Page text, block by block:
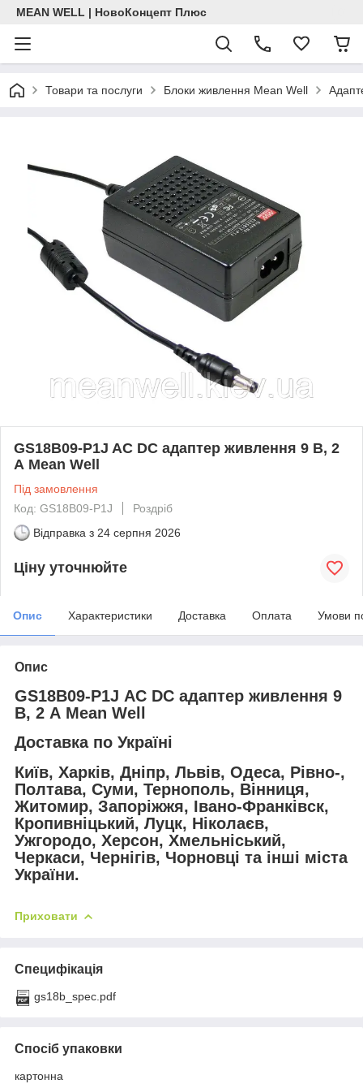
MEAN WELL | НовоКонцепт Плюс
Товари та послуги Блоки живлення Mean Well
GS18B09-P1J AC DC адаптер живлення 9 В, 2
А Mean Well
Під замовлення
Код: GS18B09-P1J
Роздріб
Відправка з 24 серпня 2026
Ціну уточнюйте
Опис Характеристики Доставка Оплата Умови
Опис
GS18B09-P1J AC DC адаптер живлення 9
В, 2 А Mean Well
Доставка по Україні
Київ, Харків, Дніпр, Львів, Одеса, Рівно-,
Полтава, Суми, Тернополь, Вінниця,
Житомир, Запоріжжя, Івано-Франківск,
Кропивніцький, Луцк, Ніколаєв,
Ужгородо, Херсон, Хмельніський,
Черкаси, Чернігів, Чорновці та інші міста
України.
Приховати
Специфікація
gs18b_spec.pdf
Спосіб упаковки
картонна